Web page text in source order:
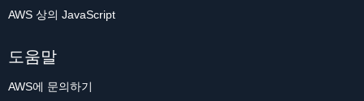
AWS 상의 JavaScript
도움말
AWS에 문의하기